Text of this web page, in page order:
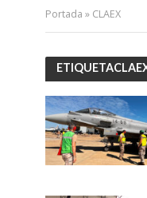
Portada » CLAEX